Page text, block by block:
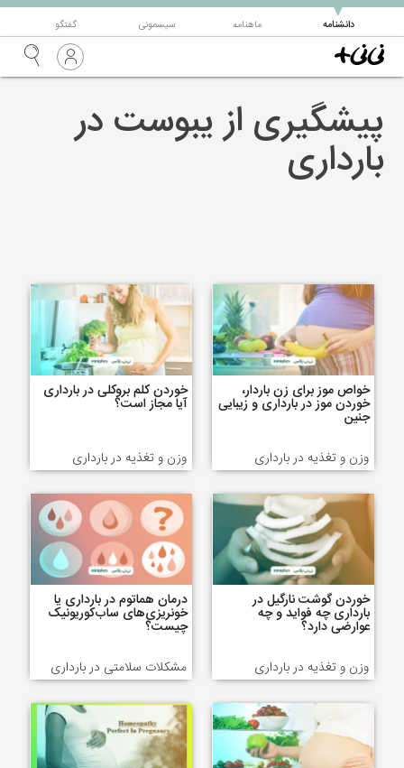
دانشنامه
▼ ماهنامه سیسمونی گفتگو
پیشگیری از یبوست در
بارداری
خواص موز برای زن باردار،
خوردن موز در بارداری و زیبایی
جنین
وزن و تغذیه در بارداری
خوردن کلم بروکلی در بارداری
آیا مجاز است؟
وزن و تغذیه در بارداری
خوردن گوشت نارگیل در
بارداری چه فواید و چه
عوارضی دارد؟
وزن و تغذیه در بارداری
درمان هماتوم در بارداری یا
خونریزی‌های ساب‌کوریونیک
چیست؟
مشکلات سلامتی در بارداری